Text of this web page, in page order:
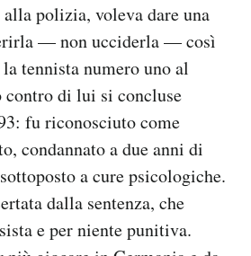
polizia, voleva dare una
— non ucciderla — così
tennista numero uno al
contro di lui si concluse
fu riconosciuto come
condannato a due anni di
a cure psicologiche.
dalla sentenza, che
e per niente punitiva.